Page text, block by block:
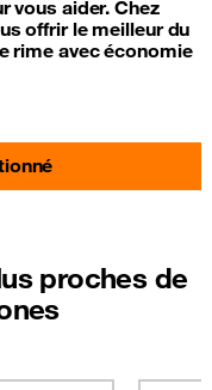
vous aider. Chez
offrir le meilleur du
rime avec économie
proches de